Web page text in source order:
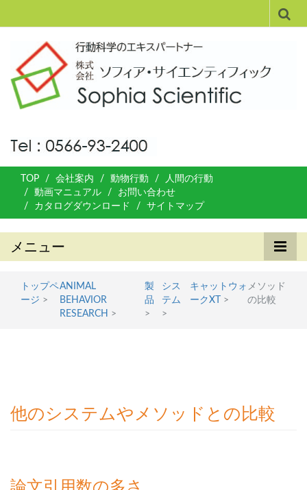
TOP 会社案内 動物行動
人間の行動
動画マニュアル
お問い合わせ
カタログダウンロード
サイトマップ
メニュー
トップペ
ージ >
ANIMAL
BEHAVIOR
RESEARCH >
製
品
>
シス
テム
>
キャットウォ
ークXT
>
メソッド
の比較
他のシステムやメソッドとの比較